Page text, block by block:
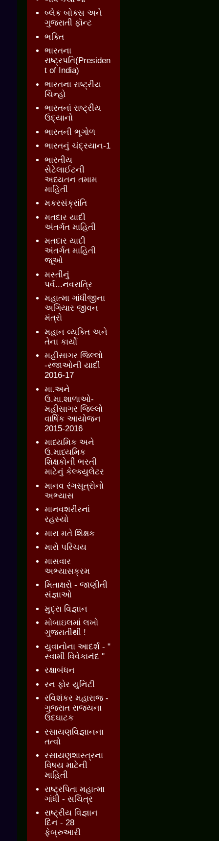
બ્લેક બોક્સ અને
ગુજરાતી ફૉન્ટ
ભક્તિ
ભારતના
રાષ્ટ્રપતિ(Presiden
t of India)
ભારતના રાષ્ટ્રીય
ચિન્હો
ભારતનાં રાષ્ટ્રીય
ઉદ્યાનો
ભારતની ભૂગોળ
ભારતનું ચંદ્રયાન-1
ભારતીય
સેટેલાઈટની
અધ્યતન તમામ
માહિતી
મકરસંક્રાંતિ
મતદાર યાદી
અંતર્ગત માહિતી
મતદાર યાદી
અંતર્ગત માહિતી
જૂઓ
મસ્તીનું
પર્વ...નવરાત્રિ
મહાત્મા ગાંધીજીના
અગિયાર જીવન
મંત્રો
મહાન વ્યક્તિ અને
તેના કાર્યો
મહીસાગર જિલ્લો
-રજાઓની યાદી
2016-17
મા.અને
ઉ.મા.શાળાઓ-
મહીસાગર જિલ્લો
વાર્ષિક આયોજન
2015-2016
માધ્યમિક અને
ઉ.માધ્યમિક
શિક્ષકોની ભરતી
માટેનું કેલ્ક્યુલેટર
માનવ રંગસૂત્રોનો
અભ્યાસ
માનવશરીરનાં
રહસ્યો
મારા મતે શિક્ષક
મારો પરિચય
માસવાર
અભ્યાસક્રમ
મિતાક્ષરો - જાણીતી
સંજ્ઞાઓ
મુદ્રા વિજ્ઞાન
મોબાઇલમાં લખો
ગુજરાતીથી !
યુવાનોના આદર્શ - "
સ્વામી વિવેકાનંદ "
રક્ષાબંધન
રન ફોર યુનિટી
રવિશંકર મહારાજ -
ગુજરાત રાજ્યના
ઉદઘાટક
રસાયણવિજ્ઞાનના
તત્વો
રસાયણશાસ્ત્રના
વિષય માટેની
માહિતી
રાષ્ટ્રપિતા મહાત્મા
ગાંધી - સચિત્ર
રાષ્ટ્રીય વિજ્ઞાન
દિન - 28
ફેબ્રુઆરી